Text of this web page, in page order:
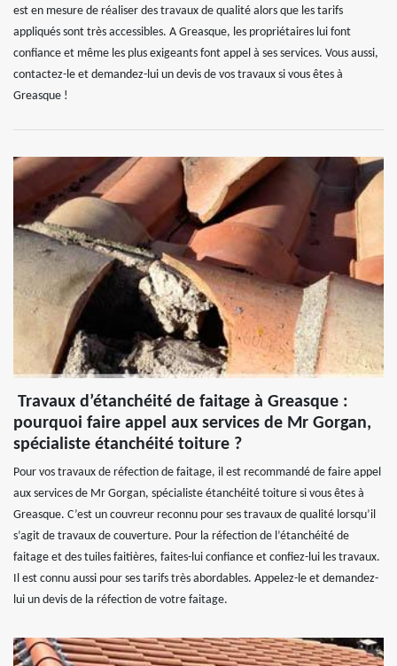
est en mesure de réaliser des travaux de qualité alors que les tarifs
appliqués sont très accessibles. A Greasque, les propriétaires lui font
confiance et même les plus exigeants font appel à ses services. Vous aussi,
contactez-le et demandez-lui un devis de vos travaux si vous êtes à
Greasque !
Travaux d’étanchéité de faitage à Greasque :
pourquoi faire appel aux services de Mr Gorgan,
spécialiste étanchéité toiture ?
Pour vos travaux de réfection de faitage, il est recommandé de faire appel
aux services de Mr Gorgan, spécialiste étanchéité toiture si vous êtes à
Greasque. C’est un couvreur reconnu pour ses travaux de qualité lorsqu’il
s’agit de travaux de couverture. Pour la réfection de l’étanchéité de
faitage et des tuiles faitières, faites-lui confiance et confiez-lui les travaux.
Il est connu aussi pour ses tarifs très abordables. Appelez-le et demandez-
lui un devis de la réfection de votre faitage.